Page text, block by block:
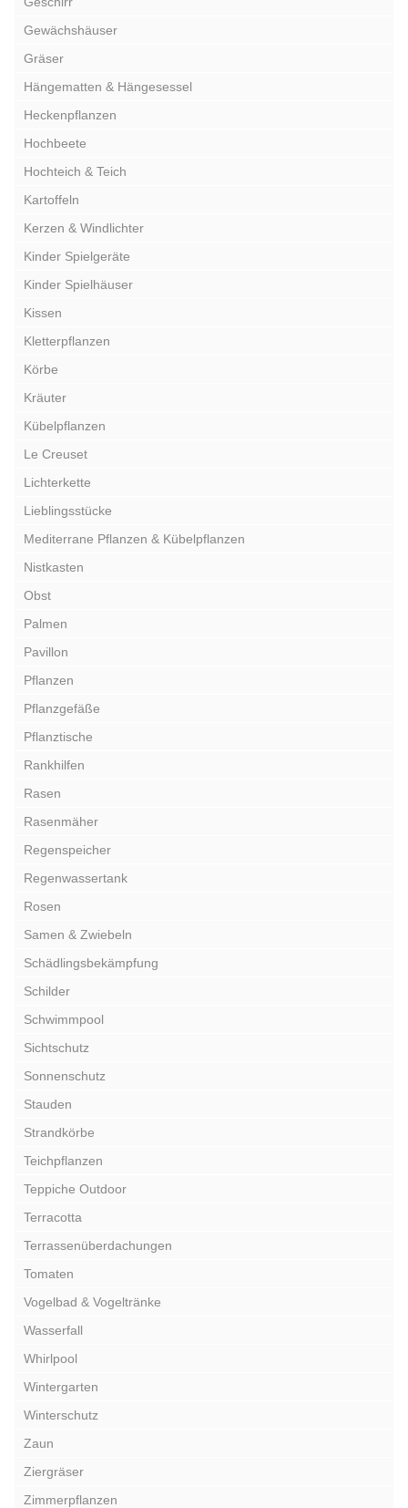
Gewächshäuser
Gräser
Hängematten & Hängesessel
Heckenpflanzen
Hochbeete
Hochteich & Teich
Kartoffeln
Kerzen & Windlichter
Kinder Spielgeräte
Kinder Spielhäuser
Kissen
Kletterpflanzen
Körbe
Kräuter
Kübelpflanzen
Le Creuset
Lichterkette
Lieblingsstücke
Mediterrane Pflanzen & Kübelpflanzen
Nistkasten
Obst
Palmen
Pavillon
Pflanzen
Pflanzgefäße
Pflanztische
Rankhilfen
Rasen
Rasenmäher
Regenspeicher
Regenwassertank
Rosen
Samen & Zwiebeln
Schädlingsbekämpfung
Schilder
Schwimmpool
Sichtschutz
Sonnenschutz
Stauden
Strandkörbe
Teichpflanzen
Teppiche Outdoor
Terracotta
Terrassenüberdachungen
Tomaten
Vogelbad & Vogeltränke
Wasserfall
Whirlpool
Wintergarten
Winterschutz
Zaun
Ziergräser
Zimmerpflanzen